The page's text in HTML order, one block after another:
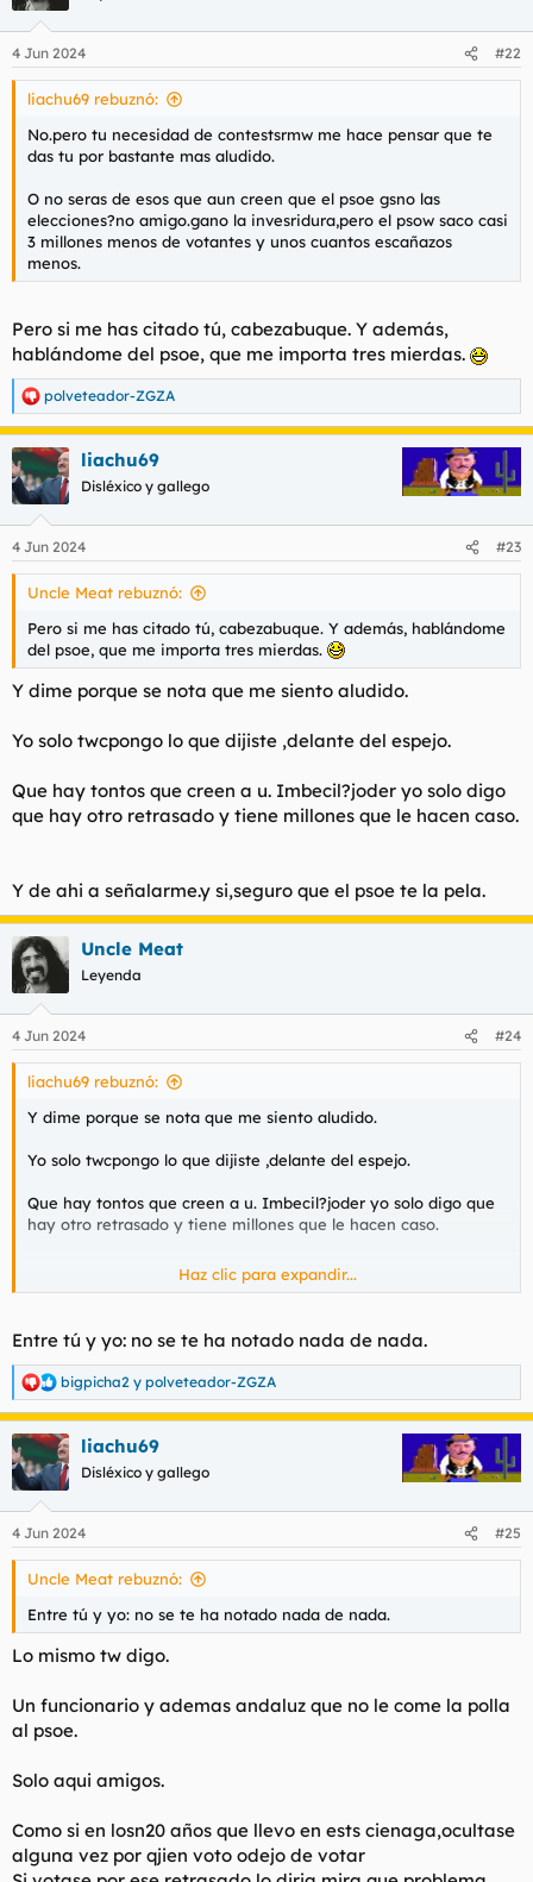
4 Jun 2024 #22
liachu69 rebuznó:
No.pero tu necesidad de contestsrmw me hace pensar que te
das tu por bastante mas aludido.
O no seras de esos que aun creen que el psoe gsno las
elecciones?no amigo.gano la invesridura,pero el psow saco casi
3 millones menos de votantes y unos cuantos escañazos
menos.
Pero si me has citado tú, cabezabuque. Y además,
hablándome del psoe, que me importa tres mierdas.
R
e
a
c
c
e
s
polveteador-ZGZA
liachu69
Disléxico y gallego
4 Jun 2024 #23
Uncle Meat rebuznó:
Pero si me has citado tú, cabezabuque. Y además, hablándome
del psoe, que me importa tres mierdas.
Y dime porque se nota que me siento aludido.
Yo solo twcpongo lo que dijiste ,delante del espejo.
Que hay tontos que creen a u. Imbecil?joder yo solo digo
que hay otro retrasado y tiene millones que le hacen caso.
Y de ahi a señalarme.y si,seguro que el psoe te la pela.
Uncle Meat
Leyenda
4 Jun 2024 #24
liachu69 rebuznó:
Y dime porque se nota que me siento aludido.
Yo solo twcpongo lo que dijiste ,delante del espejo.
Que hay tontos que creen a u. Imbecil?joder yo solo digo que
hay otro retrasado y tiene millones que le hacen caso.
Y de ahi a señalarme.y si,seguro que el psoe te la pela.
Haz clic para expandir...
Entre tú y yo: no se te ha notado nada de nada.
R
e
a
c
c
e
s
bigpicha2 y polveteador-ZGZA
liachu69
Disléxico y gallego
4 Jun 2024 #25
Uncle Meat rebuznó:
Entre tú y yo: no se te ha notado nada de nada.
Lo mismo tw digo.
Un funcionario y ademas andaluz que no le come la polla
al psoe.
Solo aqui amigos.
Como si en losn20 años que llevo en ests cienaga,ocultase
alguna vez por qjien voto odejo de votar